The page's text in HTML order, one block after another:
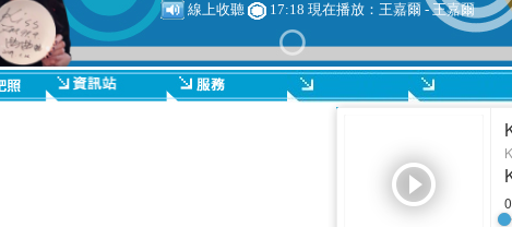
線上收聽 17:18 現在播放：王嘉爾 - 王嘉爾